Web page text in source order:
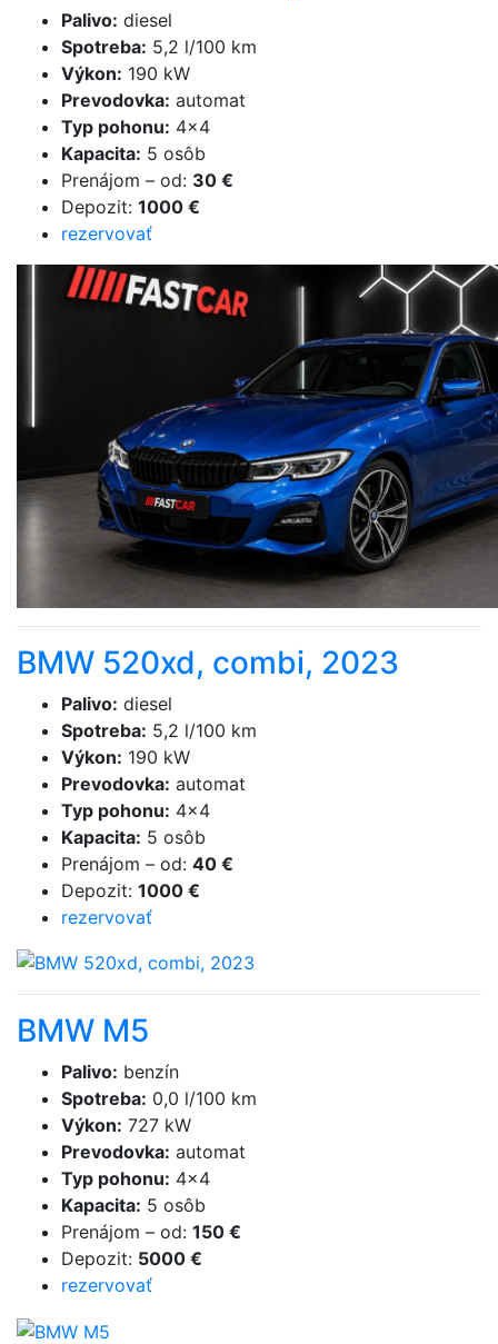
Palivo: diesel
Spotreba: 5,2 l/100 km
Výkon: 190 kW
Prevodovka: automat
Typ pohonu: 4×4
Kapacita: 5 osôb
Prenájom – od: 30 €
Depozit: 1000 €
rezervovať
BMW 520xd, combi, 2023
Palivo: diesel
Spotreba: 5,2 l/100 km
Výkon: 190 kW
Prevodovka: automat
Typ pohonu: 4×4
Kapacita: 5 osôb
Prenájom – od: 40 €
Depozit: 1000 €
rezervovať
BMW M5
Palivo: benzín
Spotreba: 0,0 l/100 km
Výkon: 727 kW
Prevodovka: automat
Typ pohonu: 4×4
Kapacita: 5 osôb
Prenájom – od: 150 €
Depozit: 5000 €
rezervovať